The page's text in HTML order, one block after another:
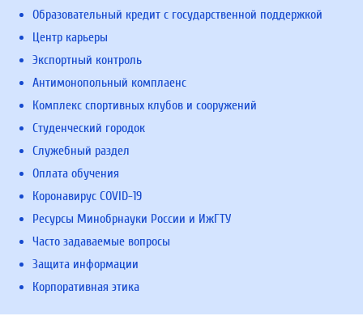
Образовательный кредит с государственной поддержкой
Центр карьеры
Экспортный контроль
Антимонопольный комплаенс
Комплекс спортивных клубов и сооружений
Студенческий городок
Служебный раздел
Оплата обучения
Коронавирус COVID-19
Ресурсы Минобрнауки России и ИжГТУ
Часто задаваемые вопросы
Защита информации
Корпоративная этика